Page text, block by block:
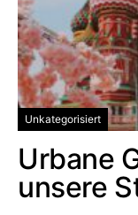
Unkategorisiert
Urbane
unsere